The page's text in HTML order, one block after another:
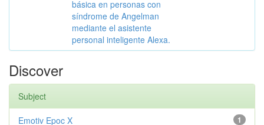
básica en personas con
síndrome de Angelman
mediante el asistente
personal inteligente Alexa.
Discover
Subject
1
Emotiv Epoc X